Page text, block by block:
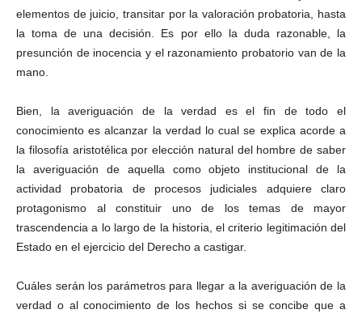
Bluesky
elementos de juicio, transitar por la valoración probatoria, hasta
la toma de una decisión. Es por ello la duda razonable, la
presunción de inocencia y el razonamiento probatorio van de la
mano.
Bien, la averiguación de la verdad es el fin de todo el
conocimiento es alcanzar la verdad lo cual se explica acorde a
la filosofía aristotélica por elección natural del hombre de saber
la averiguación de aquella como objeto institucional de la
actividad probatoria de procesos judiciales adquiere claro
protagonismo al constituir uno de los temas de mayor
trascendencia a lo largo de la historia, el criterio legitimación del
Estado en el ejercicio del Derecho a castigar.
Cuáles serán los parámetros para llegar a la averiguación de la
verdad o al conocimiento de los hechos si se concibe que a